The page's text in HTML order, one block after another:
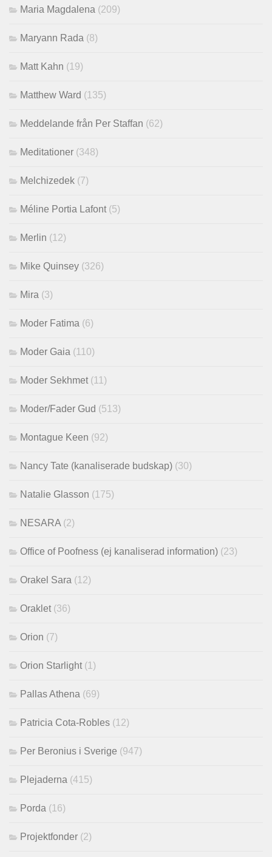
Maria Magdalena (209)
Maryann Rada (8)
Matt Kahn (19)
Matthew Ward (135)
Meddelande från Per Staffan (62)
Meditationer (348)
Melchizedek (7)
Méline Portia Lafont (5)
Merlin (12)
Mike Quinsey (326)
Mira (3)
Moder Fatima (6)
Moder Gaia (110)
Moder Sekhmet (11)
Moder/Fader Gud (513)
Montague Keen (92)
Nancy Tate (kanaliserade budskap) (30)
Natalie Glasson (175)
NESARA (2)
Office of Poofness (ej kanaliserad information) (23)
Orakel Sara (12)
Oraklet (36)
Orion (7)
Orion Starlight (1)
Pallas Athena (69)
Patricia Cota-Robles (12)
Per Beronius i Sverige (947)
Plejaderna (415)
Porda (16)
Projektfonder (2)